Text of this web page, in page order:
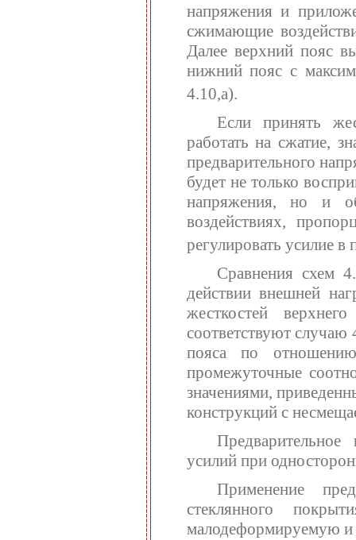
напряжения и
сжимающие
Далее верхний пояс
нижний пояс с
4.10,а).
Если принять
работать на сжатие,
предварительного
будет не только
напряжения, но и
воздействиях,
регулировать усилие
Сравнения схем
действии внешней
жесткостей
соответствуют
пояса по
промежуточные
значениями,
конструкций с
Предварительное
усилий при
Применение
стеклянного
малодеформируемую